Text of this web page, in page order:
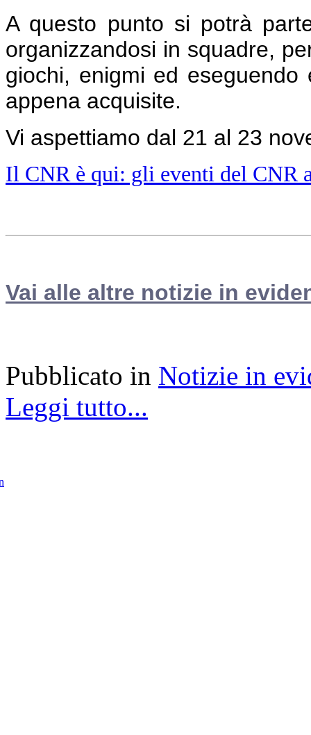
A questo punto si potrà
organizzandosi in squadre,
giochi, enigmi ed eseguendo
appena acquisite.
Vi aspettiamo dal 21 al 23
Il CNR è qui: gli eventi del CNR
Vai alle altre notizie in
Pubblicato in Notizie in
Leggi tutto...